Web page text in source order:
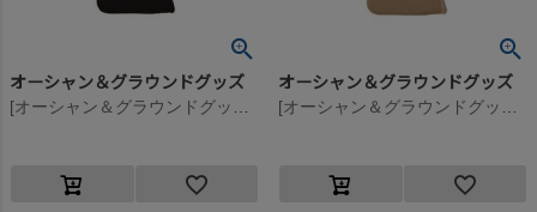
オーシャン＆グラウンドグッズ オーシャン＆グラウンドグッズ